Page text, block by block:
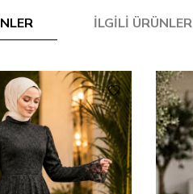
İLGILI ÜRÜNLER